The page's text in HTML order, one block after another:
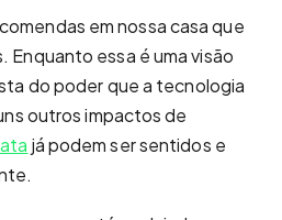
em nossa casa que
Enquanto essa é uma visão
do poder que a tecnologia
outros impactos de
já podem ser sentidos e